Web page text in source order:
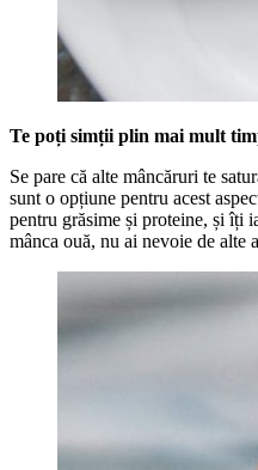
Te poți simții plin mai mult
Se pare că alte mâncăruri te
sunt o opțiune pentru acest
pentru grăsime și proteine, și îți
mânca ouă, nu ai nevoie de alte